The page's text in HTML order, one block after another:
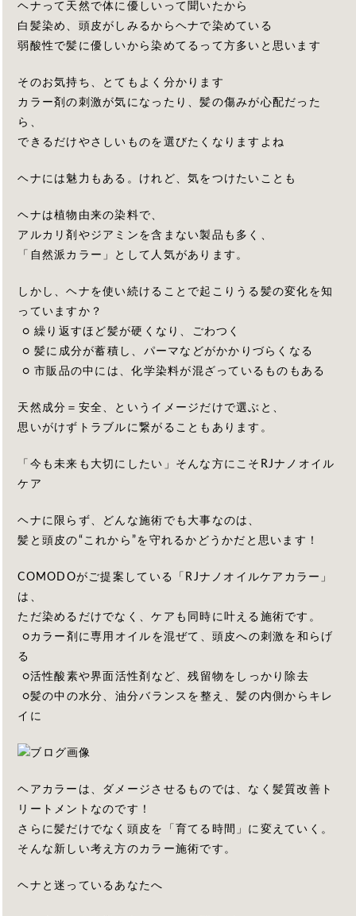
ヘナって天然で体に優しいって聞いたから
白髪染め、頭皮がしみるからヘナで染めている
弱酸性で髪に優しいから染めてるって方多いと思います
そのお気持ち、とてもよく分かります
カラー剤の刺激が気になったり、髪の傷みが心配だった
ら、
できるだけやさしいものを選びたくなりますよね
ヘナには魅力もある。けれど、気をつけたいことも
ヘナは植物由来の染料で、
アルカリ剤やジアミンを含まない製品も多く、
「自然派カラー」として人気があります。
しかし、ヘナを使い続けることで起こりうる髪の変化を知
っていますか？
○ 繰り返すほど髪が硬くなり、ごわつく
○ 髪に成分が蓄積し、パーマなどがかかりづらくなる
○ 市販品の中には、化学染料が混ざっているものもある
天然成分＝安全、というイメージだけで選ぶと、
思いがけずトラブルに繋がることもあります。
「今も未来も大切にしたい」そんな方にこそRJナノオイル
ケア
ヘナに限らず、どんな施術でも大事なのは、
髪と頭皮の“これから”を守れるかどうかだと思います！
COMODOがご提案している「RJナノオイルケアカラー」
は、
ただ染めるだけでなく、ケアも同時に叶える施術です。
○カラー剤に専用オイルを混ぜて、頭皮への刺激を和らげ
る
○活性酸素や界面活性剤など、残留物をしっかり除去
○髪の中の水分、油分バランスを整え、髪の内側からキレ
イに
ヘアカラーは、ダメージさせるものでは、なく髪質改善ト
リートメントなのです！
さらに髪だけでなく頭皮を「育てる時間」に変えていく。
そんな新しい考え方のカラー施術です。
ヘナと迷っているあなたへ